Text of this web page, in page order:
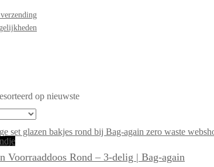
op nieuwste
Voorraaddoos Rond – 3-delig | Bag-again